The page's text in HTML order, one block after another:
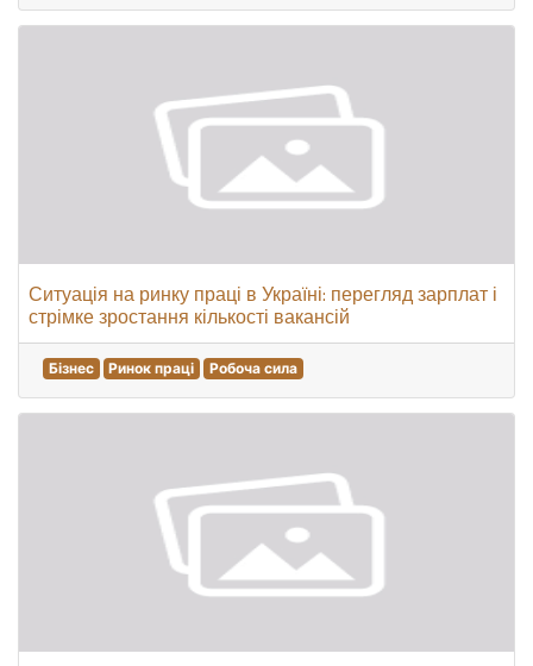
Ситуація на ринку праці в Україні: перегляд зарплат і
стрімке зростання кількості вакансій
Бізнес Ринок праці Робоча сила